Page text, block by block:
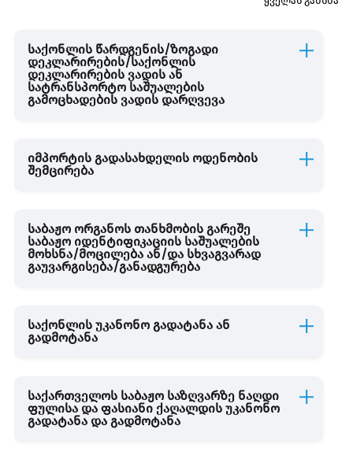
საქონლის წარდგენის/ზოგადი
დეკლარირების/საქონლის
დეკლარირების ვადის ან
სატრანსპორტო საშუალების
გამოცხადების ვადის დარღვევა
იმპორტის გადასახდელის ოდენობის
შემცირება
საბაჟო ორგანოს თანხმობის გარეშე
საბაჟო იდენტიფიკაციის საშუალების
მოხსნა/მოცილება ან/და სხვაგვარად
გაუვარგისება/განადგურება
საქონლის უკანონო გადატანა ან
გადმოტანა
საქართველოს საბაჟო საზღვარზე ნაღდი
ფულისა და ფასიანი ქაღალდის უკანონო
გადატანა და გადმოტანა